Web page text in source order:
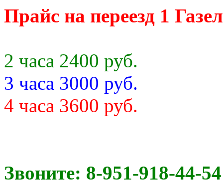
Прайс на переезд 1
2 часа 2400 руб.
3 часа 3000 руб.
4 часа 3600 руб.
Звоните: 8-951-918-44-